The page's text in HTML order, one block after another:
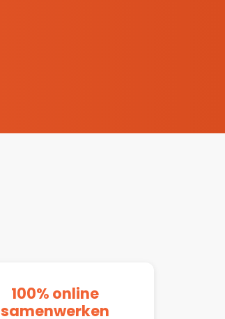
100% online
samenwerken